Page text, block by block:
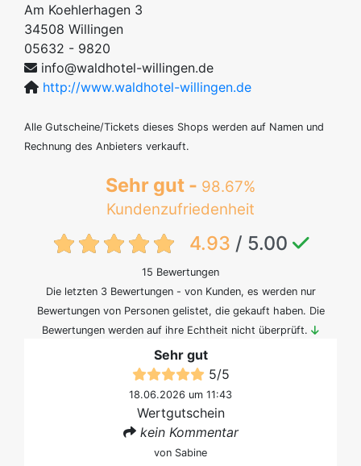
Am Koehlerhagen 3
34508 Willingen
05632 - 9820
info@waldhotel-willingen.de
http://www.waldhotel-willingen.de
Alle Gutscheine/Tickets dieses Shops werden auf Namen und
Rechnung des Anbieters verkauft.
Sehr gut - 98.67%
Kundenzufriedenheit
{txt:feedback-rating}
4.93 / 5.00
15 Bewertungen
Die letzten 3 Bewertungen - von Kunden, es werden nur
Bewertungen von Personen gelistet, die gekauft haben. Die
Bewertungen werden auf ihre Echtheit nicht überprüft.
Sehr gut
5/5
18.06.2026 um 11:43
Wertgutschein
kein Kommentar
von Sabine